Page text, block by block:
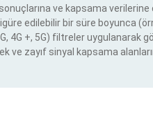
ve kapsama
edilebilir bir süre boyunca
4G +, 5G) filtreler uygulanarak
ve zayıf sinyal kapsama